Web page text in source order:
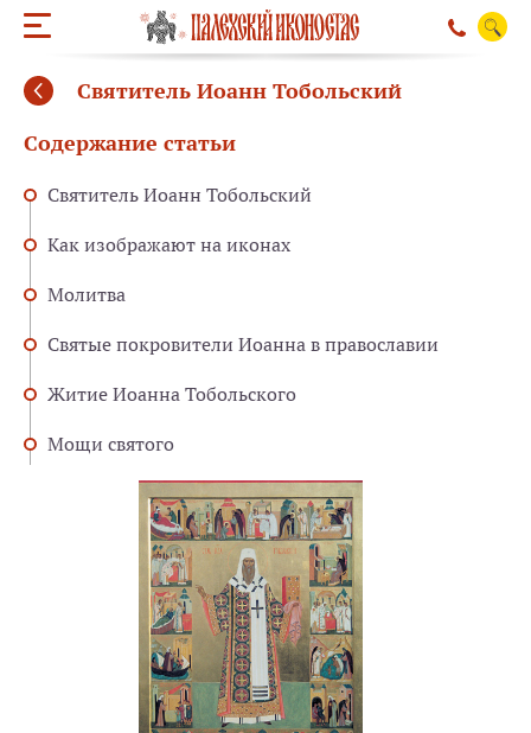
Святитель Иоанн Тобольский
Содержание статьи
Святитель Иоанн Тобольский
Как изображают на иконах
Молитва
Святые покровители Иоанна в православии
Житие Иоанна Тобольского
Мощи святого